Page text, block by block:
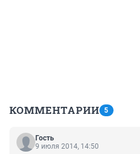
КОММЕНТАРИИ 5
Гость
9 июля 2014, 14:50